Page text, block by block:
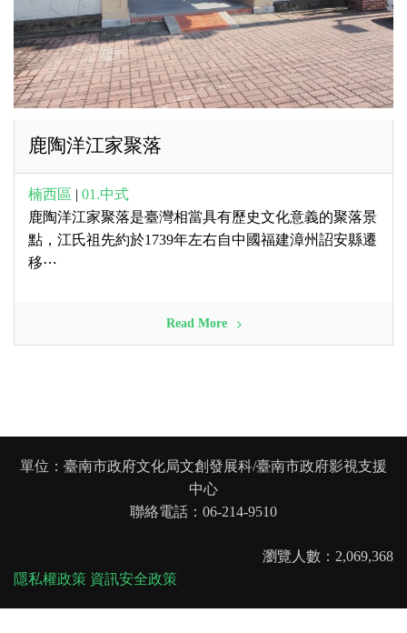
鹿陶洋江家聚落
楠西區
01.中式
鹿陶洋江家聚落是臺灣相當具有歷史文化意義的聚落景
點，江氏祖先約於1739年左右自中國福建漳州詔安縣遷
移⋯
Read More
單位：臺南市政府文化局文創發展科/臺南市政府影視支援
中心
聯絡電話：06-214-9510
瀏覽人數：2,069,368
隱私權政策 資訊安全政策